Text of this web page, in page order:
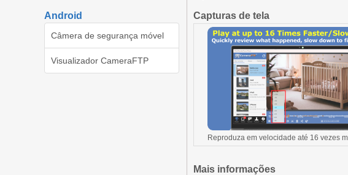
Android
Câmera de segurança móvel
Visualizador CameraFTP
Capturas de tela
Reproduza em velocidade até 16 vezes
Mais informações